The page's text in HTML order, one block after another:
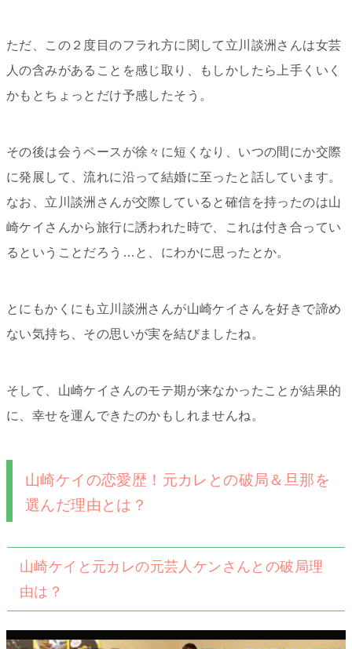
ただ、この２度目のフラれ方に関して立川談洲さんは女芸
人の含みがあることを感じ取り、もしかしたら上手くいく
かもとちょっとだけ予感したそう。
その後は会うペースが徐々に短くなり、いつの間にか交際
に発展して、流れに沿って結婚に至ったと話しています。
なお、立川談洲さんが交際していると確信を持ったのは山
崎ケイさんから旅行に誘われた時で、これは付き合ってい
るということだろう…と、にわかに思ったとか。
とにもかくにも立川談洲さんが山崎ケイさんを好きで諦め
ない気持ち、その思いが実を結びましたね。
そして、山崎ケイさんのモテ期が来なかったことが結果的
に、幸せを運んできたのかもしれませんね。
山崎ケイの恋愛歴！元カレとの破局＆旦那を
選んだ理由とは？
山崎ケイと元カレの元芸人ケンさんとの破局理
由は？